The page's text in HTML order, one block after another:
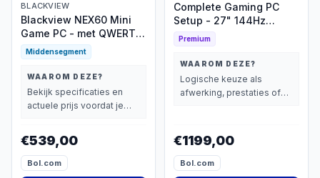
BLACKVIEW
Blackview NEX60 Mini
Game PC - met QWERTY
toetsenbord - Intel Core
5 210H - 16GB DDR4 -
512GB SSD - WiFi 6 -
Windows 11 Pro - mini
desktop pc - Zwart
Middensegment
WAAROM DEZE?
Bekijk specificaties en
actuele prijs voordat je
€539,00
Bol.com
Complete Gaming PC
Setup - 27" 144Hz
Gaming Monitor, -
(Blue Switches) en -Muis
- Ryzen 5 6-Core - RTX
5050 8GB - 16GB - 1TB
M.2 SSD - Athena Elite E1
Premium
WAAROM DEZE?
Logische keuze als
afwerking, prestaties of
€1199,00
Bol.com